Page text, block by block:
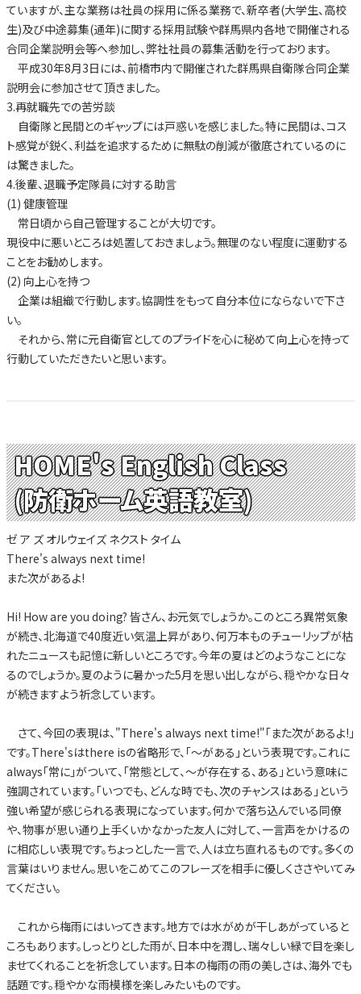
ていますが、主な業務は社員の採用に係る業務で、新卒者(大学生、高校
生)及び中途募集(通年)に関する採用試験や群馬県内各地で開催される
合同企業説明会等へ参加し、弊社社員の募集活動を行っております。
平成30年8月3日には、前橋市内で開催された群馬県自衛隊合同企業
説明会に参加させて頂きました。
3.再就職先での苦労談
自衛隊と民間とのギャップには戸惑いを感じました。特に民間は、コス
ト感覚が鋭く、利益を追求するために無駄の削減が徹底されているのに
は驚きました。
4.後輩、退職予定隊員に対する助言
(1) 健康管理
常日頃から自己管理することが大切です。
現役中に悪いところは処置しておきましょう。無理のない程度に運動する
ことをお勧めします。
(2) 向上心を持つ
企業は組織で行動します。協調性をもって自分本位にならないで下さ
い。
それから、常に元自衛官としてのプライドを心に秘めて向上心を持って
行動していただきたいと思います。
HOME's English Class
(防衛ホーム英語教室)
ゼ ア ズ オルウェイズ ネクスト タイム
There's always next time!
また次があるよ!
Hi! How are you doing? 皆さん、お元気でしょうか。このところ異常気象
が続き、北海道で40度近い気温上昇があり、何万本ものチューリップが枯
れたニュースも記憶に新しいところです。今年の夏はどのようなことにな
るのでしょうか。夏のように暑かった5月を思い出しながら、穏やかな日々
が続きますよう祈念しています。
さて、今回の表現は、"There's always next time!"「また次があるよ!」
です。There'sはthere isの省略形で、「～がある」という表現です。これに
always「常に」がついて、「常態として、～が存在する、ある」という意味に
強調されています。「いつでも、どんな時でも、次のチャンスはある」という
強い希望が感じられる表現になっています。何かで落ち込んでいる同僚
や、物事が思い通り上手くいかなかった友人に対して、一言声をかけるの
に相応しい表現です。ちょっとした一言で、人は立ち直れるものです。多くの
言葉はいりません。思いをこめてこのフレーズを相手に優しくささやいてみ
てください。
これから梅雨にはいってきます。地方では水がめが干しあがっていると
ころもあります。しっとりとした雨が、日本中を潤し、瑞々しい緑で目を楽し
ませてくれることを祈念しています。日本の梅雨の雨の美しさは、海外でも
話題です。穏やかな雨模様を楽しみたいものです。